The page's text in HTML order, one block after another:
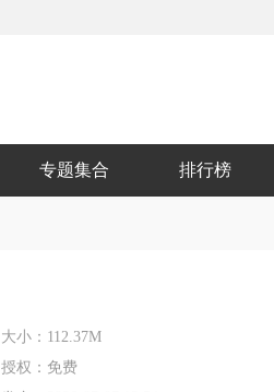
专题集合 排行榜
大小： 112.37M
授权： 免费